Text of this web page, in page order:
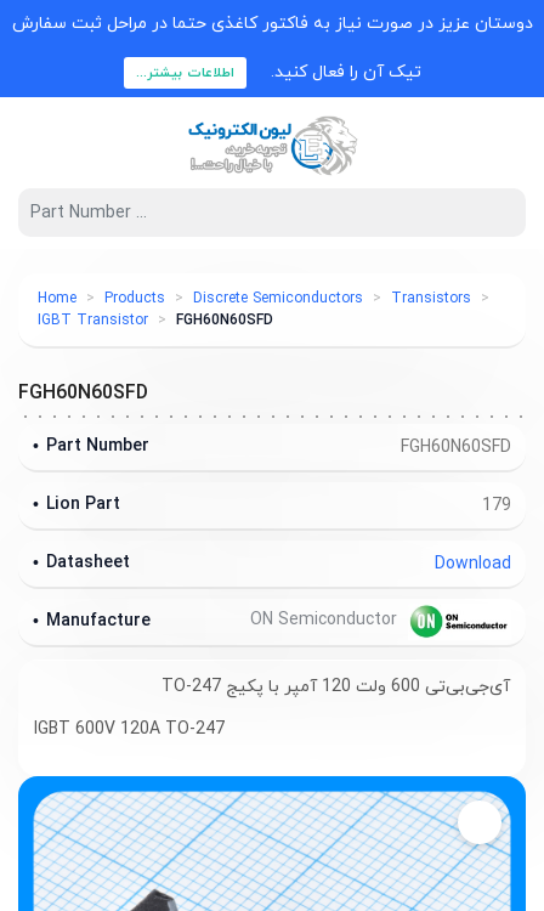
دوستان عزیز در صورت نیاز به فاکتور کاغذی حتما در مراحل ثبت سفارش
تیک آن را فعال کنید. اطلاعات بیشتر...
Home Products Discrete Semiconductors
Transistors
IGBT Transistor
FGH60N60SFD
FGH60N60SFD
FGH60N60SFD
Part Number
179
Lion Part
Download
Datasheet
Manufacture
آی‌جی‌بی‌تی 600 ولت 120 آمپر با پکیج TO-247
IGBT 600V 120A TO-247